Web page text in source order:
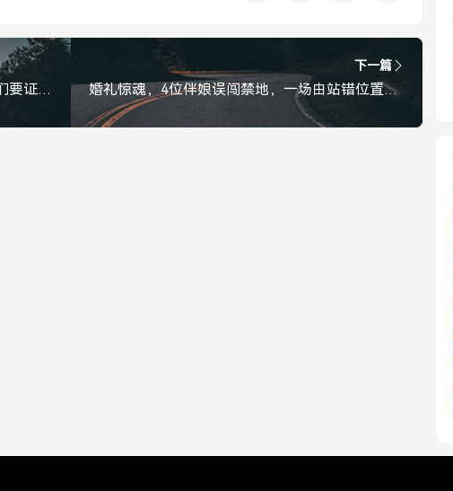
逐梦美加墨，佛得角主帅霸气宣言——我们要证明配得上世界杯，逐梦美加墨，佛得角主帅霸气宣言，我们要证明配得上世界杯
下一篇
婚礼惊魂，4位伴娘误闯禁地，一场由站错位置引发的风波，婚礼惊魂，4位伴娘误闯禁地，只因站错位置引发风波